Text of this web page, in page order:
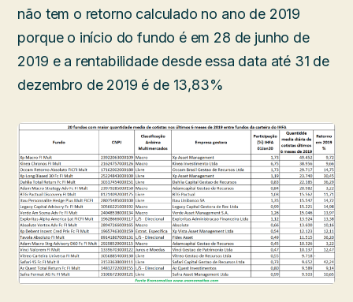
não tem o retorno calculado no ano de 2019
porque o início do fundo é em 28 de junho de
2019 e a rentabilidade desde essa data até 31 de
dezembro de 2019 é de 13,83%